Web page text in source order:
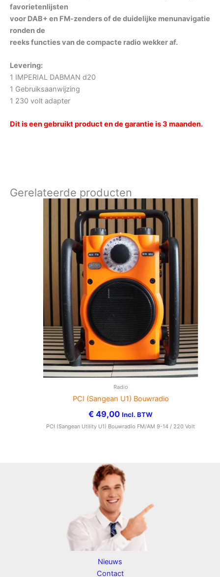
favorietenlijsten
voor DAB+ en FM-zenders of de duidelijke menunavigatie
ronden de
reeks functies van de compacte radio wekker af.
Levering:
1 IMPERIAL DABMAN d20
1 Gebruiksaanwijzing
1 230 volt adapter
Dit is een gebruikt product en de garantie is 3 maanden.
Gerelateerde producten
Radio
PCI (Sangean U1) Bouwradio
€ 49,00 Incl. BTW
PCI (Sangean Utility U1) Bouwradio FM/AM 9-14 / 220 Volt
Nieuws
Contact